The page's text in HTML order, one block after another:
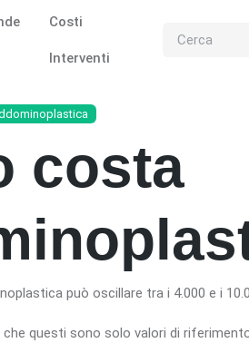
Costi
Interventi
costa
può oscillare tra i 4.000 e i
questi sono solo valori di